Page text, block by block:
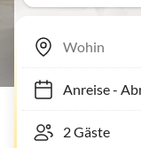
Anreise-